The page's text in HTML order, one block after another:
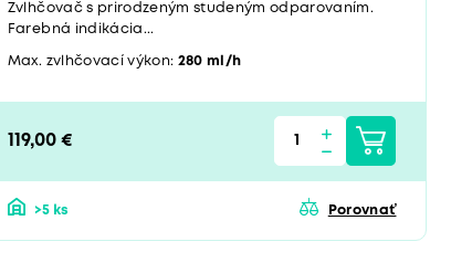
Zvlhčovač s prirodzeným studeným odparovaním.
Farebná indikácia...
Max. zvlhčovací výkon: 280 ml/h
119,00 €
>5 ks Porovnať